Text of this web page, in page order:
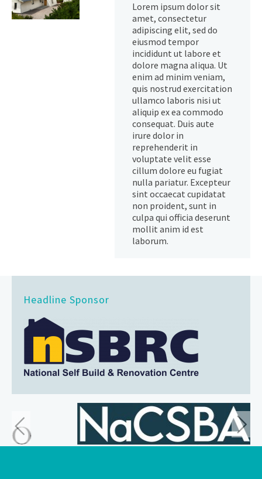
Lorem ipsum dolor sit
amet, consectetur
adipiscing elit, sed do
eiusmod tempor
incididunt ut labore et
dolore magna aliqua. Ut
enim ad minim veniam,
quis nostrud exercitation
ullamco laboris nisi ut
aliquip ex ea commodo
consequat. Duis aute
irure dolor in
reprehenderit in
voluptate velit esse
cillum dolore eu fugiat
nulla pariatur. Excepteur
sint occaecat cupidatat
non proident, sunt in
culpa qui officia deserunt
mollit anim id est
laborum.
Headline Sponsor